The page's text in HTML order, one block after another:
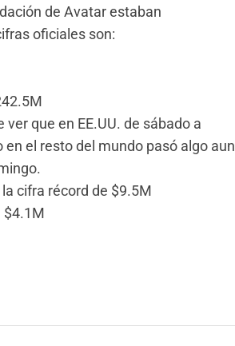
de Avatar estaban
oficiales son:
que en EE.UU. de sábado a
el resto del mundo pasó algo aun
cifra récord de $9.5M
$4.1M